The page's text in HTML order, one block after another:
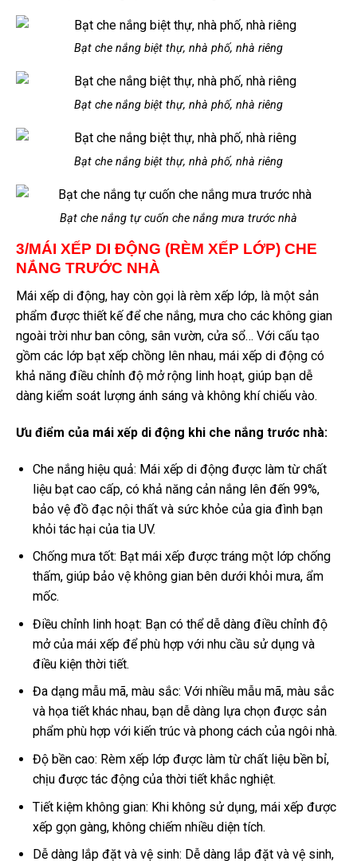
Bạt che nắng biệt thự, nhà phố, nhà riêng
Bạt che nắng biệt thự, nhà phố, nhà riêng
Bạt che nắng biệt thự, nhà phố, nhà riêng
Bạt che nắng tự cuốn che nắng mưa trước nhà
3/MÁI XẾP DI ĐỘNG (RÈM XẾP LỚP) CHE
NẮNG TRƯỚC NHÀ
Mái xếp di động, hay còn gọi là rèm xếp lớp, là một sản
phẩm được thiết kế để che nắng, mưa cho các không gian
ngoài trời như ban công, sân vườn, cửa sổ… Với cấu tạo
gồm các lớp bạt xếp chồng lên nhau, mái xếp di động có
khả năng điều chỉnh độ mở rộng linh hoạt, giúp bạn dễ
dàng kiểm soát lượng ánh sáng và không khí chiếu vào.
Ưu điểm của mái xếp di động khi che nắng trước nhà:
Che nắng hiệu quả: Mái xếp di động được làm từ chất
liệu bạt cao cấp, có khả năng cản nắng lên đến 99%,
bảo vệ đồ đạc nội thất và sức khỏe của gia đình bạn
khỏi tác hại của tia UV.
Chống mưa tốt: Bạt mái xếp được tráng một lớp chống
thấm, giúp bảo vệ không gian bên dưới khỏi mưa, ẩm
mốc.
Điều chỉnh linh hoạt: Bạn có thể dễ dàng điều chỉnh độ
mở của mái xếp để phù hợp với nhu cầu sử dụng và
điều kiện thời tiết.
Đa dạng mẫu mã, màu sắc: Với nhiều mẫu mã, màu sắc
và họa tiết khác nhau, bạn dễ dàng lựa chọn được sản
phẩm phù hợp với kiến trúc và phong cách của ngôi nhà.
Độ bền cao: Rèm xếp lớp được làm từ chất liệu bền bỉ,
chịu được tác động của thời tiết khắc nghiệt.
Tiết kiệm không gian: Khi không sử dụng, mái xếp được
xếp gọn gàng, không chiếm nhiều diện tích.
Dễ dàng lắp đặt và vệ sinh: Dễ dàng lắp đặt và vệ sinh,